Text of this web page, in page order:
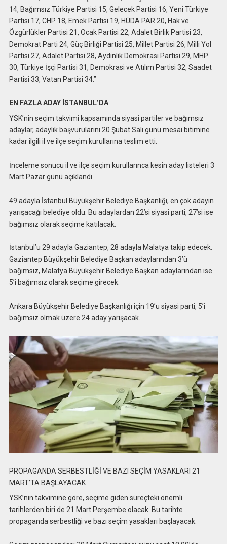
14, Bağımsız Türkiye Partisi 15, Gelecek Partisi 16, Yeni Türkiye
Partisi 17, CHP 18, Emek Partisi 19, HÜDA PAR 20, Hak ve
Özgürlükler Partisi 21, Ocak Partisi 22, Adalet Birlik Partisi 23,
Demokrat Parti 24, Güç Birliği Partisi 25, Millet Partisi 26, Milli Yol
Partisi 27, Adalet Partisi 28, Aydınlık Demokrasi Partisi 29, MHP
30, Türkiye İşçi Partisi 31, Demokrasi ve Atılım Partisi 32, Saadet
Partisi 33, Vatan Partisi 34.”
EN FAZLA ADAY İSTANBUL’DA
YSK’nin seçim takvimi kapsamında siyasi partiler ve bağımsız
adaylar, adaylık başvurularını 20 Şubat Salı günü mesai bitimine
kadar ilgili il ve ilçe seçim kurullarına teslim etti.
İnceleme sonucu il ve ilçe seçim kurullarınca kesin aday listeleri 3
Mart Pazar günü açıklandı.
49 adayla İstanbul Büyükşehir Belediye Başkanlığı, en çok adayın
yarışacağı belediye oldu. Bu adaylardan 22’si siyasi parti, 27’si ise
bağımsız olarak seçime katılacak.
İstanbul’u 29 adayla Gaziantep, 28 adayla Malatya takip edecek.
Gaziantep Büyükşehir Belediye Başkan adaylarından 3’ü
bağımsız, Malatya Büyükşehir Belediye Başkan adaylarından ise
5’i bağımsız olarak seçime girecek.
Ankara Büyükşehir Belediye Başkanlığı için 19’u siyasi parti, 5’i
bağımsız olmak üzere 24 aday yarışacak.
PROPAGANDA SERBESTLİĞİ VE BAZI SEÇİM YASAKLARI 21
MART’TA BAŞLAYACAK
YSK’nin takvimine göre, seçime giden süreçteki önemli
tarihlerden biri de 21 Mart Perşembe olacak. Bu tarihte
propaganda serbestliği ve bazı seçim yasakları başlayacak.